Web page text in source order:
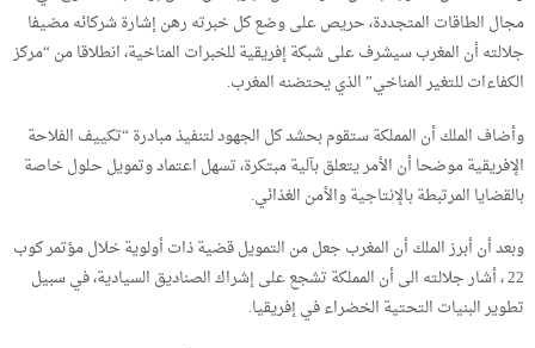
مجال الطاقات المتجددة، حريص على وضع كل خبرته رهن إشارة شركائه مضيفا
جلالته أن المغرب سيشرف على شبكة إفريقية للخبرات المناخية، انطلاقا من “مركز
الكفاءات للتغير المناخي” الذي يحتضنه المغرب.
وأضاف الملك أن المملكة ستقوم بحشد كل الجهود لتنفيذ مبادرة “تكييف الفلاحة
الإفريقية موضحا أن الأمر يتعلق بآلية مبتكرة، تسهل اعتماد وتمويل حلول خاصة
بالقضايا المرتبطة بالإنتاجية والأمن الغذائي.
وبعد أن أبرز الملك أن المغرب جعل من التمويل قضية ذات أولوية خلال مؤتمر كوب
22 ، أشار جلالته الى أن المملكة تشجع على إشراك الصناديق السيادية، في سبيل
تطوير البنيات التحتية الخضراء في إفريقيا.